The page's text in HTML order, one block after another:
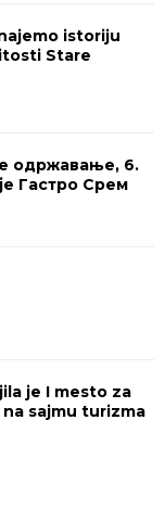
istoriju
Stare
одржавање, 6.
Гастро Срем
je I mesto za
sajmu turizma